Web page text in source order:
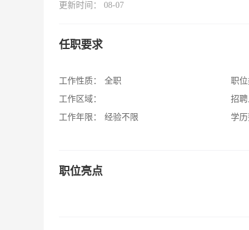
更新时间： 08-07
任职要求
工作性质：
全职
工作区域：
工作年限：
经验不限
职位
招聘
学历
职位亮点